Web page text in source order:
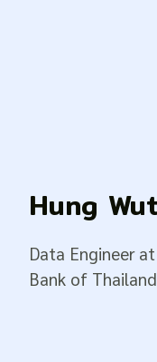
Hung
Data Engineer at
Bank of Thailand